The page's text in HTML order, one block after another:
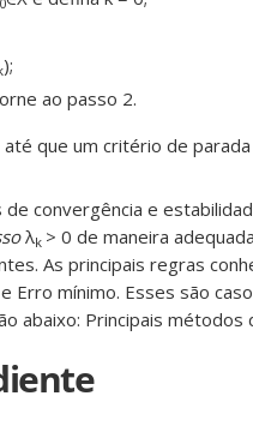
);
ao passo 2.
que um critério de
convergência e
λk > 0 de maneira
As principais regras
Erro mínimo. Esses são
abaixo: Principais métodos